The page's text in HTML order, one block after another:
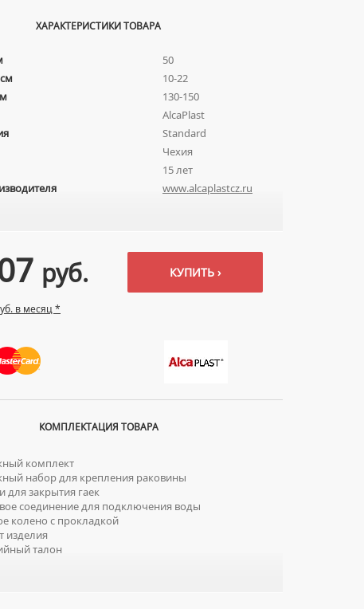
ХАРАКТЕРИСТИКИ ТОВАРА
50
10-22
130-150
AlcaPlast
Standard
Чехия
15 лет
www.alcaplastcz.ru
руб.
в месяц *
КУПИТЬ ›
КОМПЛЕКТАЦИЯ ТОВАРА
комплект
набор для крепления раковины
для закрытия гаек
соединение для подключения воды
колено с прокладкой
изделия
талон